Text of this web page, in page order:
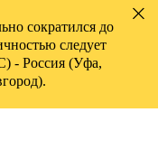
сократился до
следует
- Россия (Уфа,